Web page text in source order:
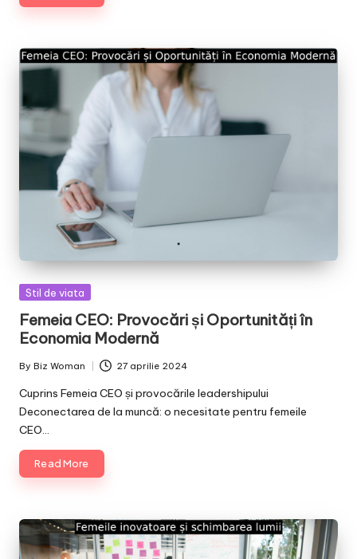
Posted
Stil de viata
Femeia CEO: Provocări și Oportunități în
Economia Modernă
Posted
by
By Biz Woman 27 aprilie 2024
Cuprins Femeia CEO și provocările leadershipului
Deconectarea de la muncă: o necesitate pentru femeile
CEO…
Read More